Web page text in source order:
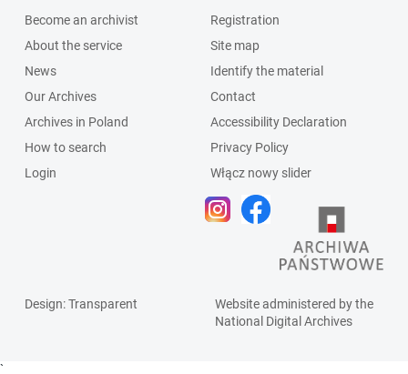
Become an archivist
About the service
News
Our Archives
Archives in Poland
How to search
Login
Registration
Site map
Identify the material
Contact
Accessibility Declaration
Privacy Policy
Włącz nowy slider
Design: Transparent
Website administered by the
National Digital Archives
`